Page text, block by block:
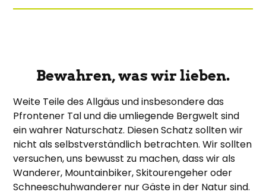
Bewahren, was wir lieben.
Weite Teile des Allgäus und insbesondere das
Pfrontener Tal und die umliegende Bergwelt sind
ein wahrer Naturschatz. Diesen Schatz sollten wir
nicht als selbstverständlich betrachten. Wir sollten
versuchen, uns bewusst zu machen, dass wir als
Wanderer, Mountainbiker, Skitourengeher oder
Schneeschuhwanderer nur Gäste in der Natur sind.